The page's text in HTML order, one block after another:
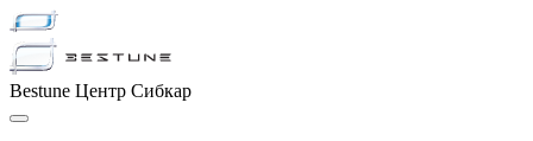
Bestune Центр Сибкар